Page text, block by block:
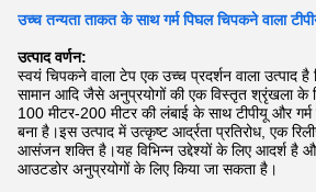
उच्च तन्यता ताकत के साथ गर्म पिघल चिपकने वाला
उत्पाद वर्णन:
स्वयं चिपकने वाला टेप एक उच्च प्रदर्शन वाला उत्पाद
सामान आदि जैसे अनुप्रयोगों की एक विस्तृत श्रृंखला के
100 मीटर-200 मीटर की लंबाई के साथ टीपीयू और
बना है।इस उत्पाद में उत्कृष्ट आर्द्रता प्रतिरोध, एक
आसंजन शक्ति है।यह विभिन्न उद्देश्यों के लिए आदर्श है
आउटडोर अनुप्रयोगों के लिए किया जा सकता है।